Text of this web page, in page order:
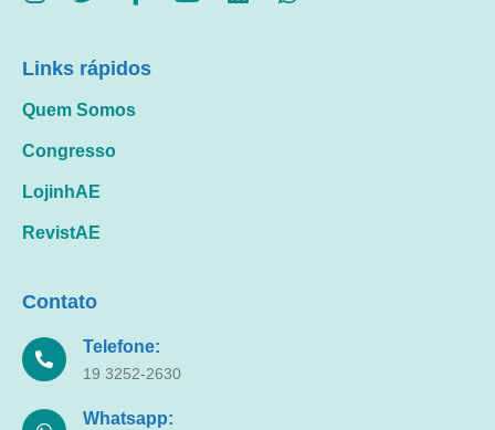
Links rápidos
Quem Somos
Congresso
LojinhAE
RevistAE
Contato
Telefone:
19 3252-2630
Whatsapp: